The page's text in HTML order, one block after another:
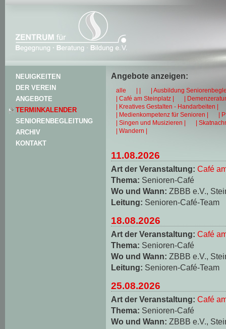
NEUIGKEITEN
DER VEREIN
ANGEBOTE
TERMINKALENDER
SENIORENBEGLEITUNG
ARCHIV
KONTAKT
Angebote anzeigen:
alle | |
| Ausbildung
| Café am Steinplatz |
|
| Kreatives Gestalten - Handarbeiten |
| Medienkompetenz für Senioren |
|
| Singen und Musizieren |
|
| Wandern |
11.08.2026
Art der Veranstaltung: Café
Thema: Senioren-Café
Wo und Wann: ZBBB e.V.,
Leitung: Senioren-Café-Team
18.08.2026
Art der Veranstaltung: Café
Thema: Senioren-Café
Wo und Wann: ZBBB e.V.,
Leitung: Senioren-Café-Team
25.08.2026
Art der Veranstaltung: Café
Thema: Senioren-Café
Wo und Wann: ZBBB e.V.,